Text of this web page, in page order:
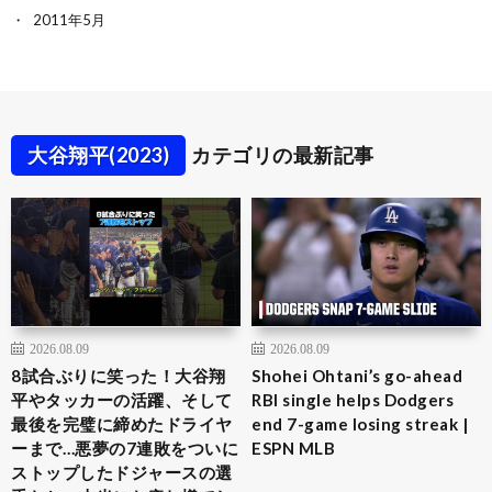
2011年5月
大谷翔平(2023) カテゴリの最新記事
2026.08.09
8試合ぶりに笑った！大谷翔
平やタッカーの活躍、そして
最後を完璧に締めたドライヤ
ーまで…悪夢の7連敗をついに
ストップしたドジャースの選
2026.08.09
Shohei Ohtani’s go-ahead
RBI single helps Dodgers
end 7-game losing streak |
ESPN MLB